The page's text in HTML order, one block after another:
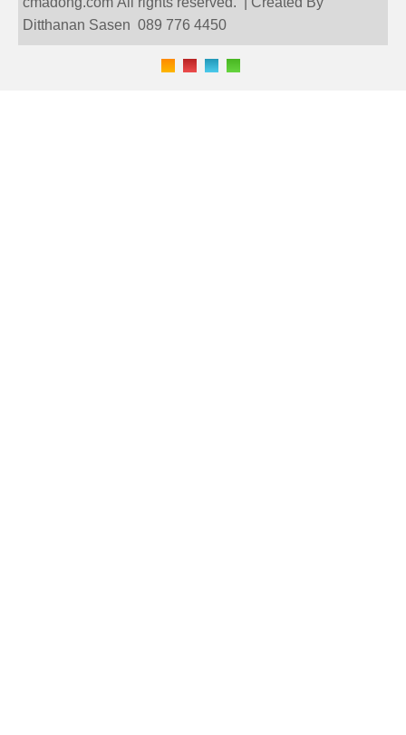
Ditthanan Sasen 089 776 4450